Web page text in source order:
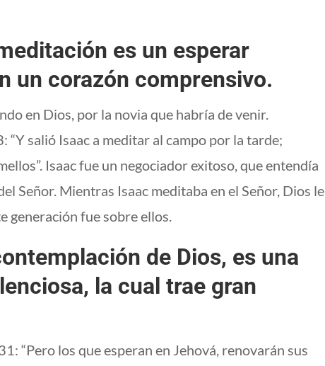
es un esperar
un corazón comprensivo.
en Dios, por la novia que habría de venir.
salió Isaac a meditar al campo por la tarde;
Isaac fue un negociador exitoso, que entendía
Señor. Mientras Isaac meditaba en el Señor, Dios le
generación fue sobre ellos.
de Dios, es una
la cual trae gran
“Pero los que esperan en Jehová, renovarán sus